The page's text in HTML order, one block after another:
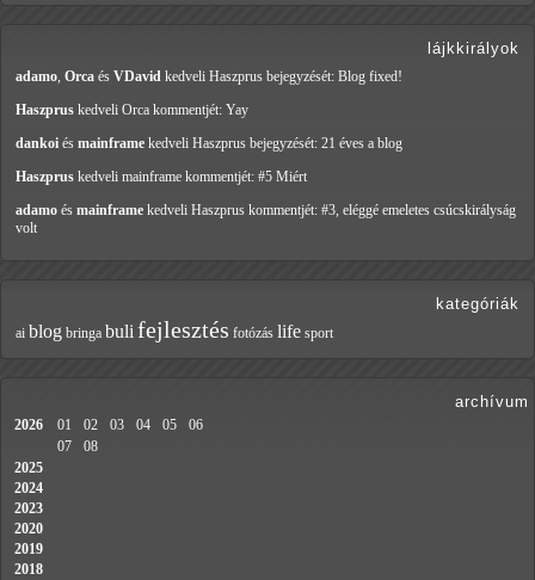
lájkkirályok
adamo, Orca és VDavid kedveli Haszprus bejegyzését: Blog fixed!
Haszprus kedveli Orca kommentjét: Yay
dankoi és mainframe kedveli Haszprus bejegyzését: 21 éves a blog
Haszprus kedveli mainframe kommentjét: #5 Miért
adamo és mainframe kedveli Haszprus kommentjét: #3, eléggé emeletes csúcskirályság
volt
kategóriák
ai blog bringa buli fejlesztés fotózás life sport
archívum
2026 01 02 03 04 05
06
07
08
2025
2024
2023
2020
2019
2018